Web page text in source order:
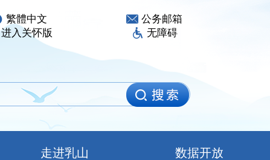
繁體中文
公务邮箱
进入关怀版 无障碍
走进乳山 数据开放